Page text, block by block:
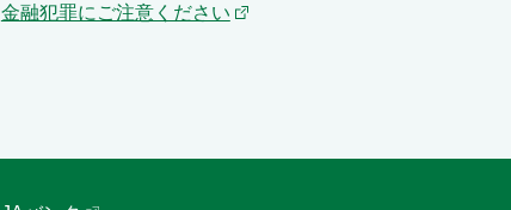
金融犯罪にご注意ください